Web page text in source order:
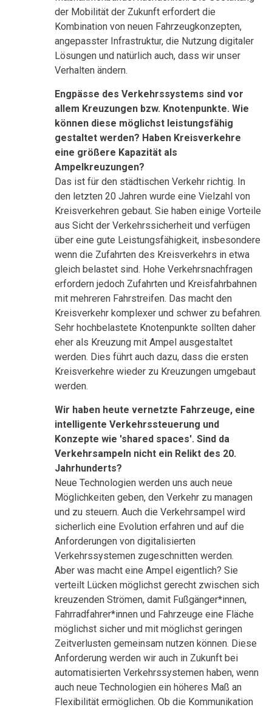
der Mobilität der Zukunft erfordert die
Kombination von neuen Fahrzeugkonzepten,
angepasster Infrastruktur, die Nutzung digitaler
Lösungen und natürlich auch, dass wir unser
Verhalten ändern.
Engpässe des Verkehrssystems sind vor
allem Kreuzungen bzw. Knotenpunkte. Wie
können diese möglichst leistungsfähig
gestaltet werden? Haben Kreisverkehre
eine größere Kapazität als
Ampelkreuzungen?
Das ist für den städtischen Verkehr richtig. In
den letzten 20 Jahren wurde eine Vielzahl von
Kreisverkehren gebaut. Sie haben einige Vorteile
aus Sicht der Verkehrssicherheit und verfügen
über eine gute Leistungsfähigkeit, insbesondere
wenn die Zufahrten des Kreisverkehrs in etwa
gleich belastet sind. Hohe Verkehrsnachfragen
erfordern jedoch Zufahrten und Kreisfahrbahnen
mit mehreren Fahrstreifen. Das macht den
Kreisverkehr komplexer und schwer zu befahren.
Sehr hochbelastete Knotenpunkte sollten daher
eher als Kreuzung mit Ampel ausgestaltet
werden. Dies führt auch dazu, dass die ersten
Kreisverkehre wieder zu Kreuzungen umgebaut
werden.
Wir haben heute vernetzte Fahrzeuge, eine
intelligente Verkehrssteuerung und
Konzepte wie 'shared spaces'. Sind da
Verkehrsampeln nicht ein Relikt des 20.
Jahrhunderts?
Neue Technologien werden uns auch neue
Möglichkeiten geben, den Verkehr zu managen
und zu steuern. Auch die Verkehrsampel wird
sicherlich eine Evolution erfahren und auf die
Anforderungen von digitalisierten
Verkehrssystemen zugeschnitten werden.
Aber was macht eine Ampel eigentlich? Sie
verteilt Lücken möglichst gerecht zwischen sich
kreuzenden Strömen, damit Fußgänger*innen,
Fahrradfahrer*innen und Fahrzeuge eine Fläche
möglichst sicher und mit möglichst geringen
Zeitverlusten gemeinsam nutzen können. Diese
Anforderung werden wir auch in Zukunft bei
automatisierten Verkehrssystemen haben, wenn
auch neue Technologien ein höheres Maß an
Flexibilität ermöglichen. Ob die Kommunikation